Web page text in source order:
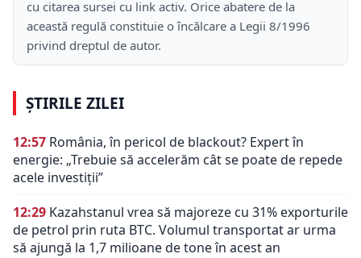
cu citarea sursei cu link activ. Orice abatere de la
această regulă constituie o încălcare a Legii 8/1996
privind dreptul de autor.
ȘTIRILE ZILEI
12:57 România, în pericol de blackout? Expert în
energie: „Trebuie să accelerăm cât se poate de repede
acele investiții”
12:29 Kazahstanul vrea să majoreze cu 31% exporturile
de petrol prin ruta BTC. Volumul transportat ar urma
să ajungă la 1,7 milioane de tone în acest an